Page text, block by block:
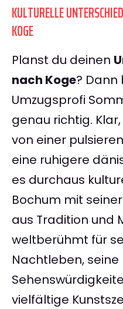
KULTURELLE
KOGE
Planst du deinen
nach Koge? Dann
Umzugsprofi
genau richtig.
von einer
eine ruhigere
es durchaus
Bochum mit
aus Tradition und
weltberühmt für
Nachtleben,
vielfältige